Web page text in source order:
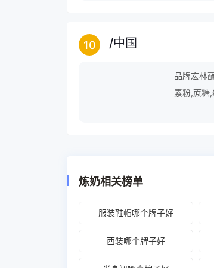
10 /中国
品牌宏林
素粉,蔗糖,
炼奶相关榜单
服装鞋帽哪个牌子好
西装哪个牌子好